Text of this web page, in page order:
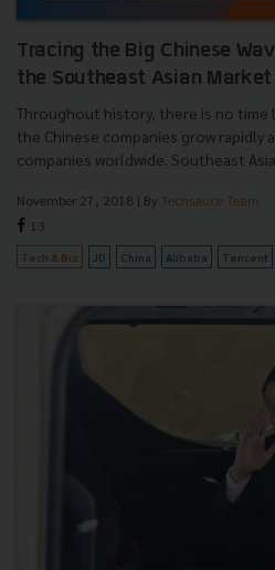
Tracing the Big Chinese
the Southeast Asian Market
Throughout history, there is no time
the Chinese companies grow rapidly
companies worldwide. Southeast
November 27, 2018 | By Techsauce Team
13
Tech & Biz JD China Alibaba Tencent